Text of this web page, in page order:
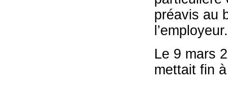
préavis au
l’employeur.
Le 9 mars
mettait fin